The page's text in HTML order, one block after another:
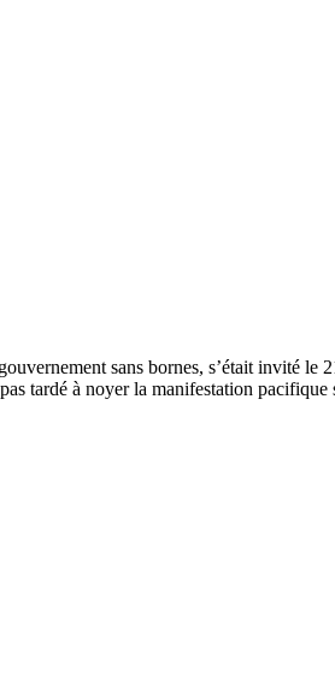
sans bornes, s’était invité le
tardé à noyer la manifestation